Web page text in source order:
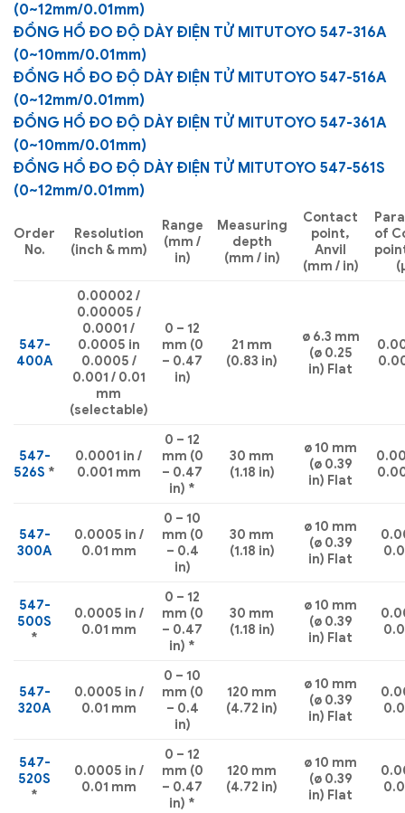
(0~12mm/0.01mm)
ĐỒNG HỒ ĐO ĐỘ DÀY ĐIỆN TỬ MITUTOYO 547-316A
(0~10mm/0.01mm)
ĐỒNG HỒ ĐO ĐỘ DÀY ĐIỆN TỬ MITUTOYO 547-516A
(0~12mm/0.01mm)
ĐỒNG HỒ ĐO ĐỘ DÀY ĐIỆN TỬ MITUTOYO 547-361A
(0~10mm/0.01mm)
ĐỒNG HỒ ĐO ĐỘ DÀY ĐIỆN TỬ MITUTOYO 547-561S
(0~12mm/0.01mm)
Order
No.
Resolution
(inch & mm)
Range
(mm /
in)
Measuring
depth
(mm / in)
Contact
point,
Anvil
(mm / in)
of
547-
400A
0.00002 /
0.00005 /
0.0001 /
0.0005 in
0.0005 /
0.001 / 0.01
mm
(selectable)
0 – 12
mm (0
– 0.47
in)
21 mm
(0.83 in)
ø 6.3 mm
(ø 0.25
in) Flat
547-
526S *
0.0001 in /
0.001 mm
0 – 12
mm (0
– 0.47
in) *
30 mm
(1.18 in)
ø 10 mm
(ø 0.39
in) Flat
547-
300A
0.0005 in /
0.01 mm
0 – 10
mm (0
– 0.4
in)
30 mm
(1.18 in)
ø 10 mm
(ø 0.39
in) Flat
547-
500S
*
0.0005 in /
0.01 mm
0 – 12
mm (0
– 0.47
in) *
30 mm
(1.18 in)
ø 10 mm
(ø 0.39
in) Flat
547-
320A
0.0005 in /
0.01 mm
0 – 10
mm (0
– 0.4
in)
120 mm
(4.72 in)
ø 10 mm
(ø 0.39
in) Flat
547-
520S
*
0.0005 in /
0.01 mm
0 – 12
mm (0
– 0.47
in) *
120 mm
(4.72 in)
ø 10 mm
(ø 0.39
in) Flat